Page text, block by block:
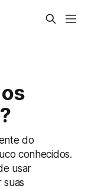
do
conhecidos.
usar